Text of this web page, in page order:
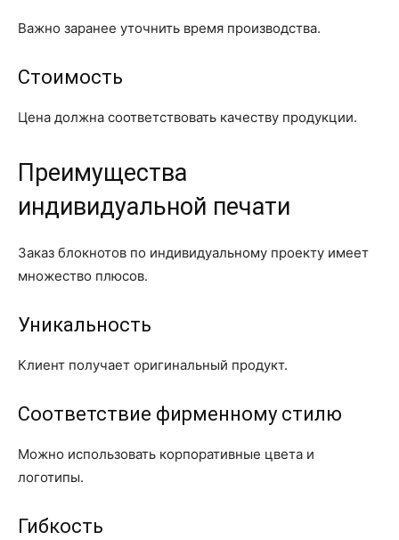
Важно заранее уточнить время производства.
Стоимость
Цена должна соответствовать качеству продукции.
Преимущества
индивидуальной печати
Заказ блокнотов по индивидуальному проекту имеет
множество плюсов.
Уникальность
Клиент получает оригинальный продукт.
Соответствие фирменному стилю
Можно использовать корпоративные цвета и
логотипы.
Гибкость